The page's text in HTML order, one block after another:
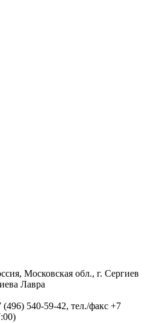
Московская обл., г. Сергиев
Лавра
(496) 540-59-42, тел./факс +7